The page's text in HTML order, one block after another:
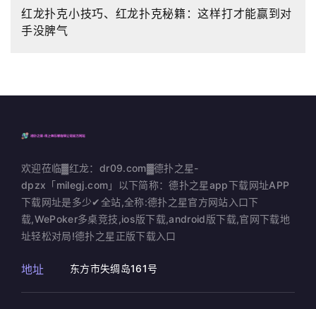
红龙扑克小技巧、红龙扑克秘籍：这样打才能赢到对
手没脾气
欢迎莅临▓红龙：dr09.com▓德扑之星-
dpzx「milegj.com」以下简称：德扑之星app下载网址APP
下载网址是多少✔全站,全称:德扑之星官方网站入口下
载,WePoker多桌竞技,ios版下载,android版下载,官网下载地
址轻松对局!德扑之星正版下载入口
地址 东方市失绸岛161号